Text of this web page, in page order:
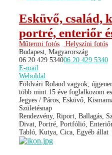
Esküvő, család,
portré, enteriőr
Műtermi fotós Helyszíni fotós
Budapest, Magyarország
06 20 429 534006 20 429 5340
E-mail
Weboldal
Földvári Roland vagyok,
több mint 15 éve foglalkozom
Jegyes / Páros, Esküvő,
Születésnap
Rendezvény, Riport, Ballagás,
Divat, Portré, Portfólió,
Tabló, Kutya, Cica, Egyéb állat